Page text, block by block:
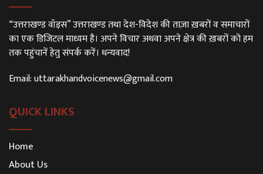
“उत्तराखण्ड वॉइस” उत्तराखण्ड तथा देश-विदेश की ताज़ा ख़बरों व समाचारों
का एक डिजिटल माध्यम है। अपने विचार अथवा अपने क्षेत्र की ख़बरों को हम
तक पहुंचानें हेतु संपर्क करें। धन्यवाद!
Email:uttarakhandvoicenews@gmail.com
QUICK LINKS
Home
About Us